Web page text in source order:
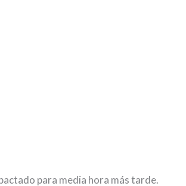
para media hora más tarde.